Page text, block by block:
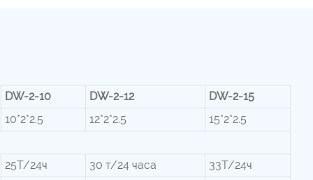
DW-2-10 DW-2-12
DW-2-15
10*2*2.5
12*2*2.5 15*2*2.5
25Т/24ч 30 т/24 часа
33Т/24ч